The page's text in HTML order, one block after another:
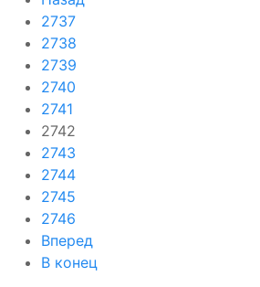
2737
2738
2739
2740
2741
2742
2743
2744
2745
2746
Вперед
В конец